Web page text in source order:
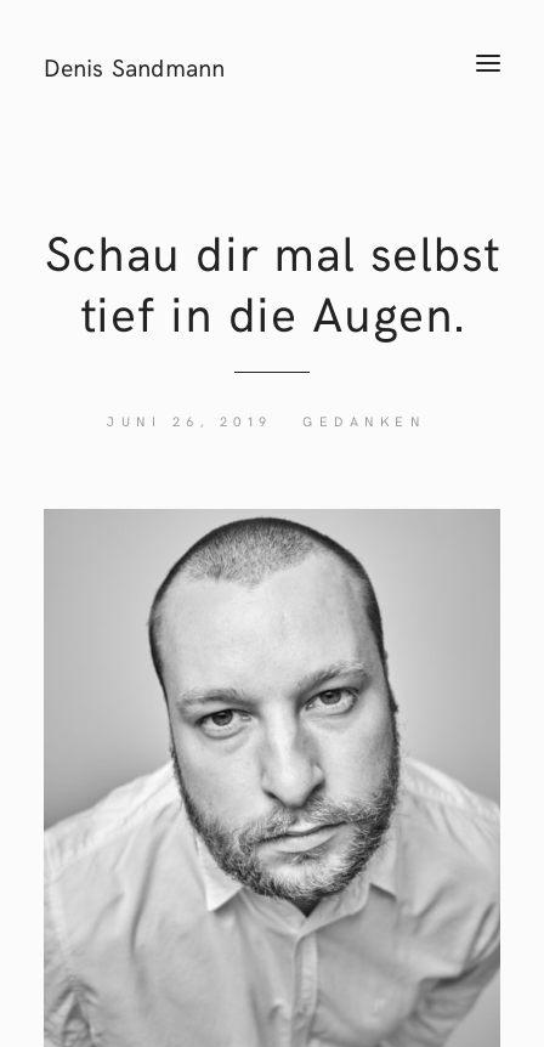
T
g
a
Denis Sandmann
Schau dir mal selbst
tief in die Augen.
JUNI 26, 2019 GEDANKEN